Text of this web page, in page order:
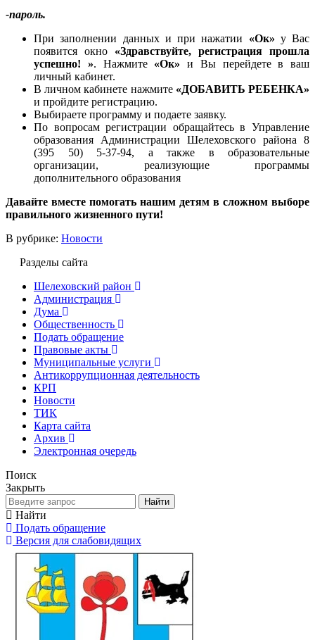
-пароль.
При заполнении данных и при нажатии «Ок» у Вас
появится окно «Здравствуйте, регистрация прошла
успешно! ». Нажмите «Ок» и Вы перейдете в ваш
личный кабинет.
В личном кабинете нажмите «ДОБАВИТЬ РЕБЕНКА»
и пройдите регистрацию.
Выбираете программу и подаете заявку.
По вопросам регистрации обращайтесь в Управление
образования Администрации Шелеховского района 8
(395 50) 5-37-94, а также в образовательные
организации, реализующие программы
дополнительного образования
Давайте вместе помогать нашим детям в сложном выборе
правильного жизненного пути!
В рубрике: Новости
Разделы сайта
Шелеховский район
Администрация
Дума
Общественность
Подать обращение
Правовые акты
Муниципальные услуги
Антикоррупционная деятельность
КРП
Новости
ТИК
Карта сайта
Архив
Электронная очередь
Поиск
Закрыть
Найти
Найти
Подать обращение
Версия для слабовидящих